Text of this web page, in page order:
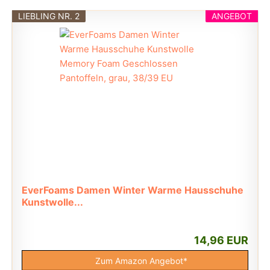
ANGEBOT
LIEBLING NR. 2
EverFoams Damen Winter Warme Hausschuhe
Kunstwolle...
14,96 EUR
Zum Amazon Angebot*